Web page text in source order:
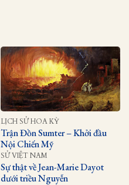
LỊCH SỬ HOA KỲ
Trận Đồn Sumter – Khởi đầu
Nội Chiến Mỹ
SỬ VIỆT NAM
Sự thật về Jean-Marie Dayot
dưới triều Nguyễn